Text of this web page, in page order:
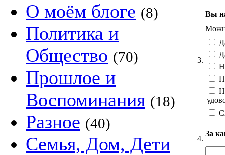
О моём блоге (8)
Политика и
Общество (70)
Прошлое и
Воспоминания (18)
Разное (40)
Семья, Дом, Дети
3.
Вы
4.
За